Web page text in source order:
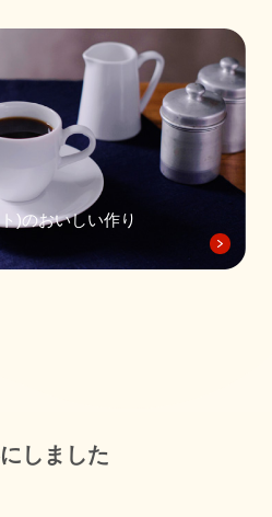
)のおいしい作り
しました